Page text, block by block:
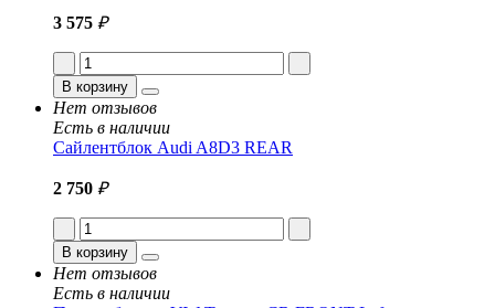
3 575 ₽
В корзину
Нет отзывов
Есть в наличии
Сайлентблок Audi A8D3 REAR
2 750 ₽
В корзину
Нет отзывов
Есть в наличии